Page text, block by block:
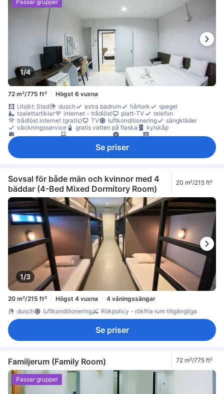
1/4
Passar grupper
72 m²/775 ft²
Högst 6 vuxna
Utsikt: Stad
dusch extra badrum hårtork
spegel
toalettartiklar
internet - trådlöst platt-TV
telefon
trådlöst internet (gratis)
TV luftkonditionering
sängkläder
väckningsservice
gratis vatten på flaska
kylskåp
anslutande rum
balkong/terrass Fönster
garderob
Se priser
Sovsal för både män och kvinnor med 4
bäddar (4-Bed Mixed Dormitory Room)
20 m²/215 ft²
1/3
20 m²/215 ft² Högst 4 vuxna
4 våningssängar
dusch
luftkonditionering Rökpolicy - rökfria rum tillgängliga
Se priser
Familjerum (Family Room) 72 m²/775 ft²
Passar grupper